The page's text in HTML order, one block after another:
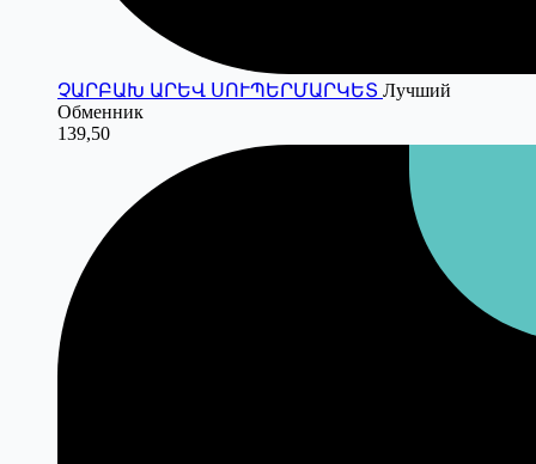
ՉԱՐԲԱԽ ԱՐԵՎ ՍՈՒՊԵՐՄԱՐԿԵՏ Лучший
Обменник
139,50